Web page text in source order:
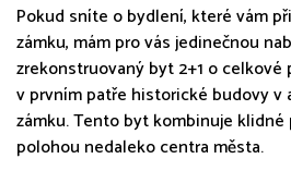
Pokud sníte o bydlení, které vám
zámku, mám pro vás jedinečnou
zrekonstruovaný byt 2+1 o celkové
v prvním patře historické budovy v
zámku. Tento byt kombinuje
polohou nedaleko centra města.